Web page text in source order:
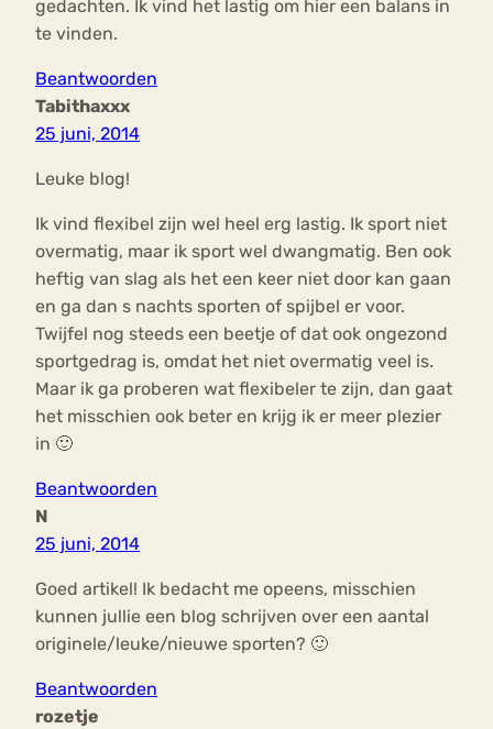
gedachten. Ik vind het lastig om hier een balans in
te vinden.
Beantwoorden
Tabithaxxx
25 juni, 2014
Leuke blog!
Ik vind flexibel zijn wel heel erg lastig. Ik sport niet
overmatig, maar ik sport wel dwangmatig. Ben ook
heftig van slag als het een keer niet door kan gaan
en ga dan s nachts sporten of spijbel er voor.
Twijfel nog steeds een beetje of dat ook ongezond
sportgedrag is, omdat het niet overmatig veel is.
Maar ik ga proberen wat flexibeler te zijn, dan gaat
het misschien ook beter en krijg ik er meer plezier
in 🙂
Beantwoorden
N
25 juni, 2014
Goed artikel! Ik bedacht me opeens, misschien
kunnen jullie een blog schrijven over een aantal
originele/leuke/nieuwe sporten? 🙂
Beantwoorden
rozetje